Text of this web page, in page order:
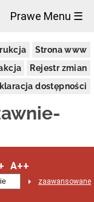
Prawe Menu ☰
Strona www
Rejestr zmian
dostępności
A++
zaawansowane
×